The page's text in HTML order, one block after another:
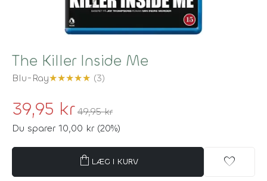
The Killer Inside Me
Blu-Ray★★★★★ (3)
39,95 kr 49,95 kr
Du sparer 10,00 kr (20%)
shopping_bag LÆG I KURV favorite